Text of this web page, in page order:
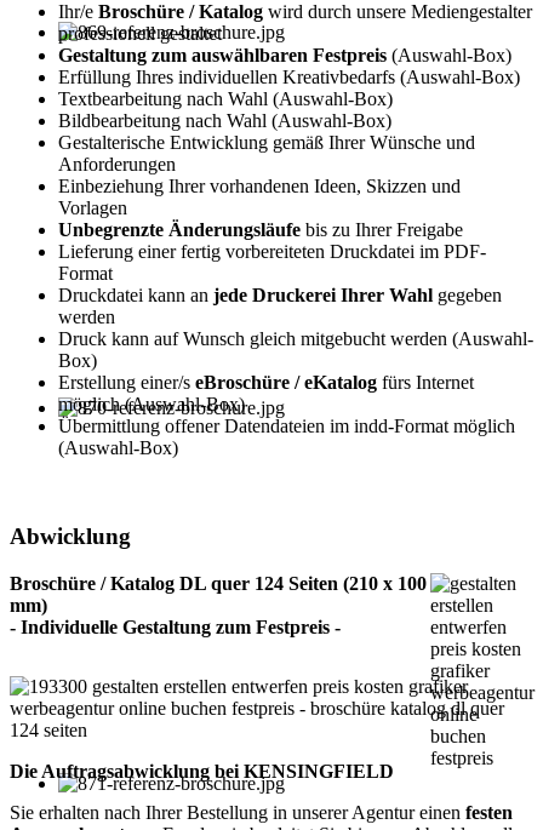
Ihr/e Broschüre / Katalog wird durch unsere Mediengestalter
professionell gestaltet
Gestaltung zum auswählbaren Festpreis (Auswahl-Box)
Erfüllung Ihres individuellen Kreativbedarfs (Auswahl-Box)
Textbearbeitung nach Wahl (Auswahl-Box)
Bildbearbeitung nach Wahl (Auswahl-Box)
Gestalterische Entwicklung gemäß Ihrer Wünsche und
Anforderungen
Einbeziehung Ihrer vorhandenen Ideen, Skizzen und
Vorlagen
Unbegrenzte Änderungsläufe bis zu Ihrer Freigabe
Lieferung einer fertig vorbereiteten Druckdatei im PDF-
Format
Druckdatei kann an jede Druckerei Ihrer Wahl gegeben
werden
Druck kann auf Wunsch gleich mitgebucht werden (Auswahl-
Box)
Erstellung einer/s eBroschüre / eKatalog fürs Internet
möglich (Auswahl-Box)
Übermittlung offener Datendateien im indd-Format möglich
(Auswahl-Box)
Abwicklung
Broschüre / Katalog DL quer 124 Seiten (210 x 100
mm)
- Individuelle Gestaltung zum Festpreis -
Die Auftragsabwicklung bei KENSINGFIELD
Sie erhalten nach Ihrer Bestellung in unserer Agentur einen festen